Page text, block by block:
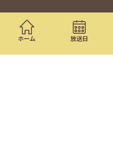
ホーム 放送日